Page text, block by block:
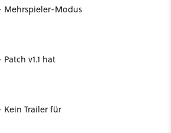
Mehrspieler-Modus
v1.1 hat
Trailer für